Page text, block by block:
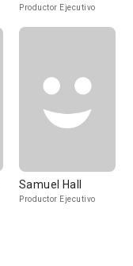
Productor Ejecutivo
Samuel Hall
Productor Ejecutivo